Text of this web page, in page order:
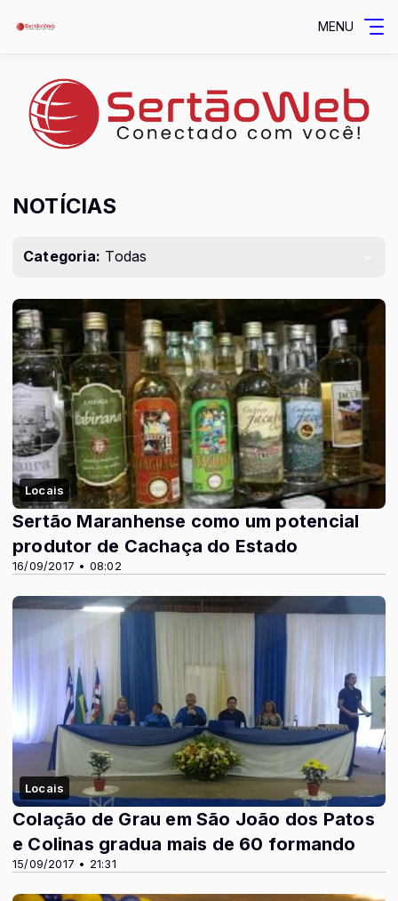
MENU
NOTÍCIAS
Categoria: Todas
Locais
16/09/2017 • 08:02
Sertão Maranhense como um potencial
produtor de Cachaça do Estado
Locais
15/09/2017 • 21:31
Colação de Grau em São João dos Patos
e Colinas gradua mais de 60 formando